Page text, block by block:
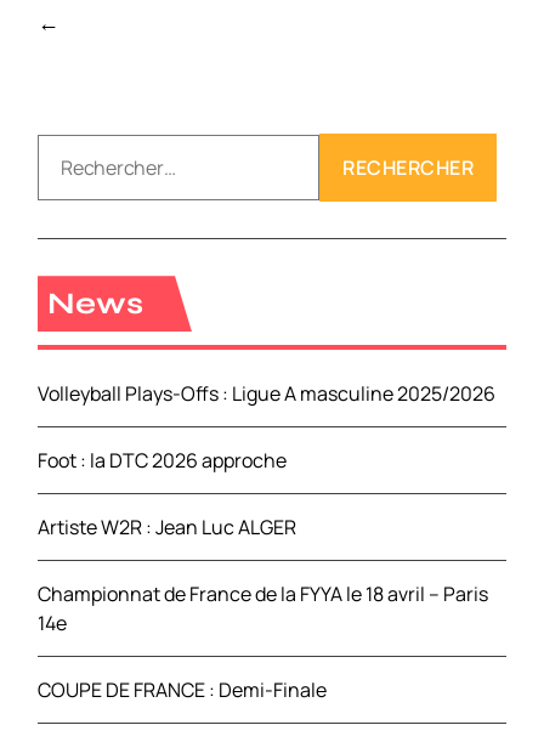
N
g
t
n
d
e
a
r
t
i
c
l
s
←
c
h
h
e
:
News
Volleyball Plays-Offs : Ligue A masculine 2025/2026
Foot : la DTC 2026 approche
Artiste W2R : Jean Luc ALGER
Championnat de France de la FYYA le 18 avril – Paris
14e
COUPE DE FRANCE : Demi-Finale